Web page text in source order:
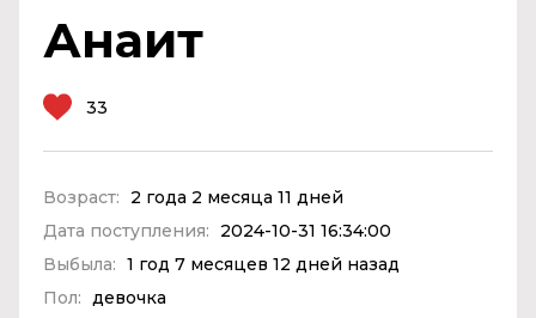
Анаит
33
Возраст:
2 года 2 месяца 11 дней
Дата поступления:
2024-10-31 16:34:00
Выбыла: 1 год 7 месяцев 12 дней назад
Пол: девочка